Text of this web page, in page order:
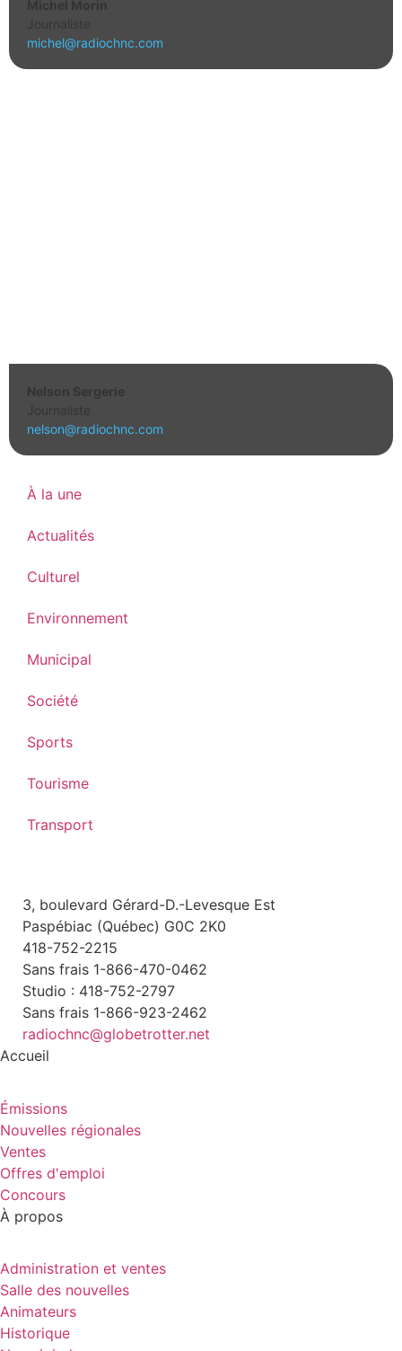
Michel Morin
Journaliste
michel@radiochnc.com
Nelson Sergerie
Journaliste
nelson@radiochnc.com
À la une
Actualités
Culturel
Environnement
Municipal
Société
Sports
Tourisme
Transport
3, boulevard Gérard-D.-Levesque Est
Paspébiac (Québec) G0C 2K0
418-752-2215
Sans frais 1-866-470-0462
Studio : 418-752-2797
Sans frais 1-866-923-2462
radiochnc@globetrotter.net
Accueil
Émissions
Nouvelles régionales
Ventes
Offres d'emploi
Concours
À propos
Administration et ventes
Salle des nouvelles
Animateurs
Historique